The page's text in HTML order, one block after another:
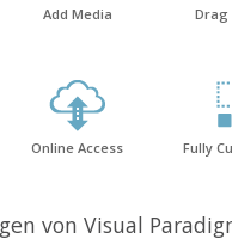
Add Media Drag
Online Access Fully
von Visual